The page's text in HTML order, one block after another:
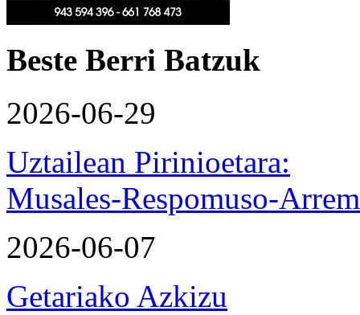
Beste Berri Batzuk
2026-06-29
Uztailean Pirinioetara:
Musales-Respomuso-
2026-06-07
Getariako Azkizu